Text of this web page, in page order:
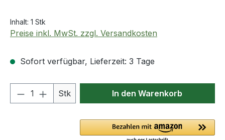
Inhalt: 1 Stk
Preise inkl. MwSt. zzgl. Versandkosten
Sofort verfügbar, Lieferzeit: 3 Tage
Produkt Anzahl: Gib den
Stk In den Warenkorb